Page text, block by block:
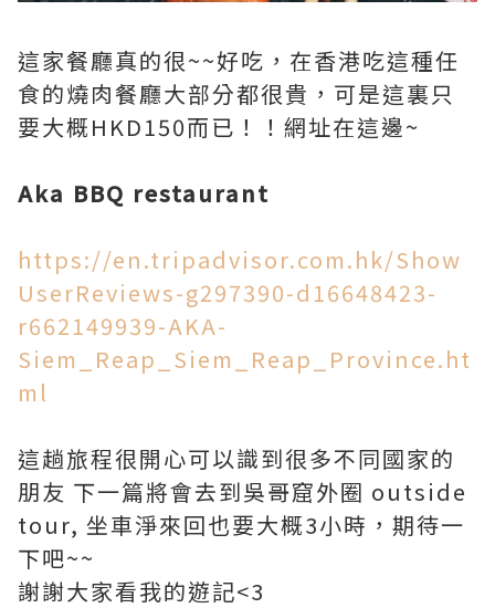
這家餐廳真的很~~好吃，在香港吃這種任
食的燒肉餐廳大部分都很貴，可是這裏只
要大概HKD150而已！！網址在這邊~
Aka BBQ restaurant
https://en.tripadvisor.com.hk/Show
UserReviews-g297390-d16648423-
r662149939-AKA-
Siem_Reap_Siem_Reap_Province.ht
ml
這趟旅程很開心可以識到很多不同國家的
朋友 下一篇將會去到吳哥窟外圈 outside
tour, 坐車淨來回也要大概3小時，期待一
下吧~~
謝謝大家看我的遊記<3